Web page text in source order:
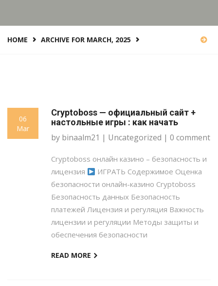
HOME ARCHIVE FOR MARCH, 2025
06
Mar
Cryptoboss — официальный сайт +
настольные игры : как начать
by binaalm21 | Uncategorized | 0 comment
Cryptoboss онлайн казино – безопасность и
лицензия
ИГРАТЬ Содержимое Оценка
безопасности онлайн-казино Cryptoboss
Безопасность данных Безопасность
платежей Лицензия и регуляция Важность
лицензии и регуляции Методы защиты и
обеспечения безопасности
READ MORE